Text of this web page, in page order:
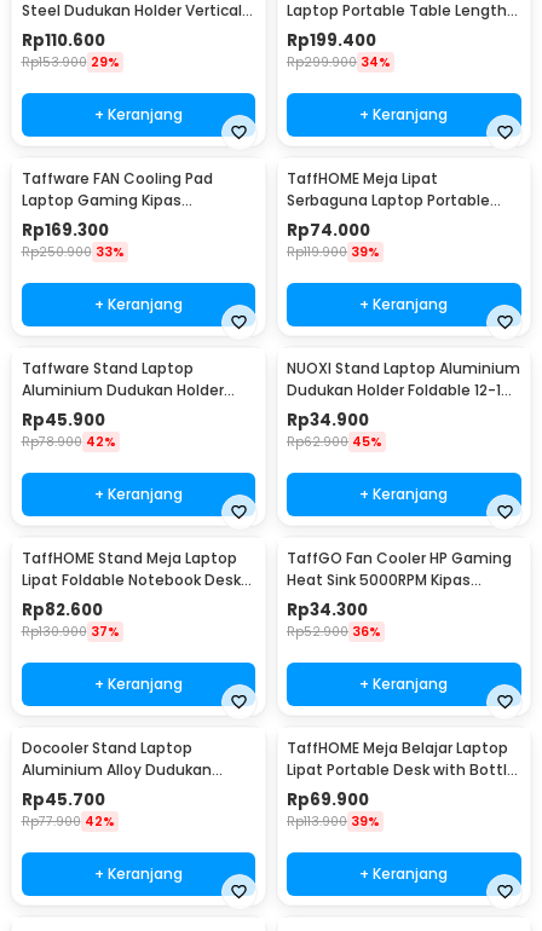
Steel Dudukan Holder Vertical
Gravity - ZH005
Rp110.600
Rp153.900 29%
+ Keranjang
Laptop Portable Table Length
42x26cm - Z19
Rp199.400
Rp299.900 34%
+ Keranjang
Taffware FAN Cooling Pad
Laptop Gaming Kipas
Pendingin 5 Fan 17 Inch - K5
Rp169.300
Rp250.900 33%
+ Keranjang
TaffHOME Meja Lipat
Serbaguna Laptop Portable
Desk Minimalist Design - BO60
Rp74.000
Rp119.900 39%
+ Keranjang
Taffware Stand Laptop
Aluminium Dudukan Holder
Foldable Portable - IV012
Rp45.900
Rp78.900 42%
+ Keranjang
NUOXI Stand Laptop Aluminium
Dudukan Holder Foldable 12-17
Inch - N3
Rp34.900
Rp62.900 45%
+ Keranjang
TaffHOME Stand Meja Laptop
Lipat Foldable Notebook Desk
Table - BC60
Rp82.600
Rp130.900 37%
+ Keranjang
TaffGO Fan Cooler HP Gaming
Heat Sink 5000RPM Kipas
Pendingin 5V - H-15
Rp34.300
Rp52.900 36%
+ Keranjang
Docooler Stand Laptop
Aluminium Alloy Dudukan
Holder Foldable 7 Level - N7
Rp45.700
Rp77.900 42%
+ Keranjang
TaffHOME Meja Belajar Laptop
Lipat Portable Desk with Bottle
Hole - L62
Rp69.900
Rp113.900 39%
+ Keranjang